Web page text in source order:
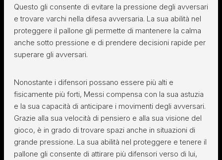
Questo gli consente di evitare la pressione degli avversari
e trovare varchi nella difesa avversaria. La sua abilità nel
proteggere il pallone gli permette di mantenere la calma
anche sotto pressione e di prendere decisioni rapide per
superare gli avversari.
Nonostante i difensori possano essere più alti e
fisicamente più forti, Messi compensa con la sua astuzia
e la sua capacità di anticipare i movimenti degli avversari.
Grazie alla sua velocità di pensiero e alla sua visione del
gioco, è in grado di trovare spazi anche in situazioni di
grande pressione. La sua abilità nel proteggere e tenere il
pallone gli consente di attirare più difensori verso di lui,